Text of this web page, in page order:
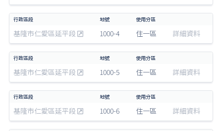
基隆市仁愛區延平段 1000-4 住一區 詳細資料
基隆市仁愛區延平段 1000-5 住一區 詳細資料
基隆市仁愛區延平段 1000-6 住一區 詳細資料